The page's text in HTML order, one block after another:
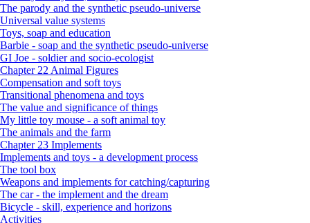
The parody and the synthetic pseudo-universe
Universal value systems
Toys, soap and education
Barbie - soap and the synthetic pseudo-universe
GI Joe - soldier and socio-ecologist
Chapter 22 Animal Figures
Compensation and soft toys
Transitional phenomena and toys
The value and significance of things
My little toy mouse - a soft animal toy
The animals and the farm
Chapter 23 Implements
Implements and toys - a development process
The tool box
Weapons and implements for catching/capturing
The car - the implement and the dream
Bicycle - skill, experience and horizons
Activities